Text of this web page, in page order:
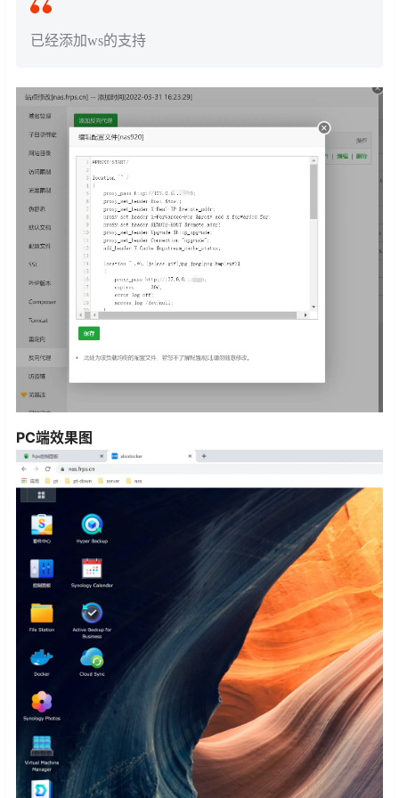
已经添加ws的支持
PC端效果图